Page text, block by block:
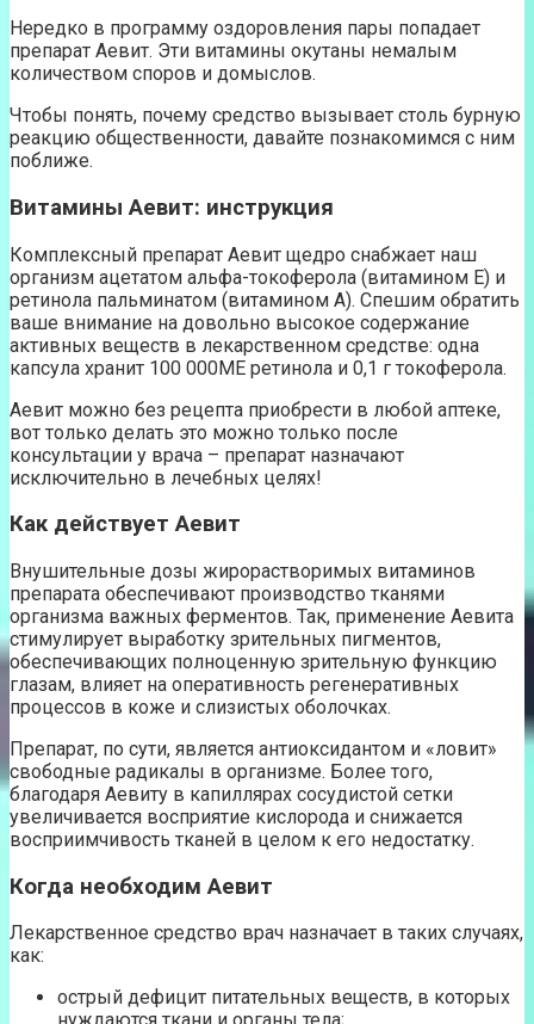
Нередко в программу оздоровления пары попадает
препарат Аевит. Эти витамины окутаны немалым
количеством споров и домыслов.
Чтобы понять, почему средство вызывает столь бурную
реакцию общественности, давайте познакомимся с ним
поближе.
Витамины Аевит: инструкция
Комплексный препарат Аевит щедро снабжает наш
организм ацетатом альфа-токоферола (витамином Е) и
ретинола пальминатом (витамином А). Спешим обратить
ваше внимание на довольно высокое содержание
активных веществ в лекарственном средстве: одна
капсула хранит 100 000МЕ ретинола и 0,1 г токоферола.
Аевит можно без рецепта приобрести в любой аптеке,
вот только делать это можно только после
консультации у врача – препарат назначают
исключительно в лечебных целях!
Как действует Аевит
Внушительные дозы жирорастворимых витаминов
препарата обеспечивают производство тканями
организма важных ферментов. Так, применение Аевита
стимулирует выработку зрительных пигментов,
обеспечивающих полноценную зрительную функцию
глазам, влияет на оперативность регенеративных
процессов в коже и слизистых оболочках.
Препарат, по сути, является антиоксидантом и «ловит»
свободные радикалы в организме. Более того,
благодаря Аевиту в капиллярах сосудистой сетки
увеличивается восприятие кислорода и снижается
восприимчивость тканей в целом к его недостатку.
Когда необходим Аевит
Лекарственное средство врач назначает в таких случаях,
как:
острый дефицит питательных веществ, в которых